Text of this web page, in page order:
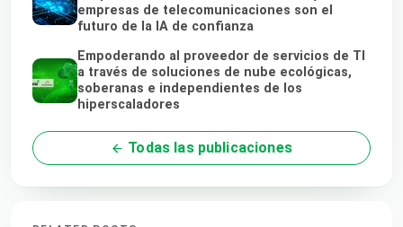
empresas de telecomunicaciones son el
futuro de la IA de confianza
Empoderando al proveedor de servicios de TI
a través de soluciones de nube ecológicas,
soberanas e independientes de los
hiperscaladores
Todas las publicaciones